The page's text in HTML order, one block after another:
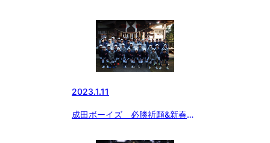
2023.1.11
成田ボーイズ 必勝祈願&新春マ